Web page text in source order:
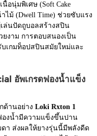
อนุ่มพิเศษ (Soft Cake
ไม้ (Dwell Time) ช่วยซับแรง
ล่นปัดถูบอลสร้างสปิน
ยงาม การตอบสนองเป็น
บเกมท็อปสปินสมัยใหม่และ
อัพเกรดฟองน้ำแข็ง
ด้านอย่าง Loki Rxton 1
องน้ำมีความแข็งขึ้นปาน
ดา ส่งผลให้ยางรุ่นนี้มีพลังดีด